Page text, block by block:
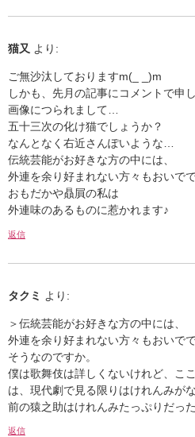
猫又 より:
ご無沙汰しておりますm(_ _)m
しかも、先月の記事にコメントで申
画像につられまして…
五十三次の化け猫でしょうか？
なんとなく右近さんぽいような…
伝統芸能がお好きな方の中には、
外連を余り好まれない方々もおいでで
おもだかや贔屓の私は
外連味のあるものに惹かれます♪
返信
タクミ より:
＞伝統芸能がお好きな方の中には、
外連を余り好まれない方々もおいでで
そうなのですか。
僕は歌舞伎は詳しくないけれど、こ
は、現代劇で見る限りはけれんみが
前の猿之助はけれんみたっぷりだった
返信